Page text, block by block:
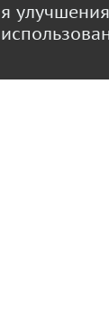
но и не
места и